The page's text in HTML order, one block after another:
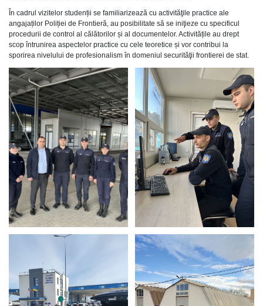
În cadrul vizitelor studenții se familiarizează cu activităţile practice ale
angajaților Poliției de Frontieră, au posibilitate să se iniţieze cu specificul
procedurii de control al călătorilor și al documentelor. Activitățile au drept
scop întrunirea aspectelor practice cu cele teoretice și vor contribui la
sporirea nivelului de profesionalism în domeniul securităţii frontierei de stat.